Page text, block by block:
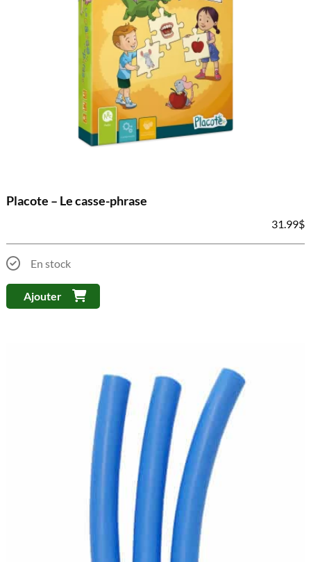
Placote – Le casse-phrase
31.99$
En stock
Ajouter